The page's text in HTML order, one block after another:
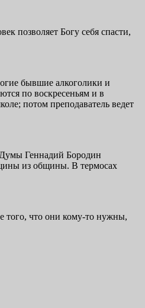
позволяет Богу себя спасти,
бывшие алкоголики и
по воскресеньям и в
потом преподаватель ведет
Геннадий Бородин
из общины. В термосах
того, что они кому-то нужны,